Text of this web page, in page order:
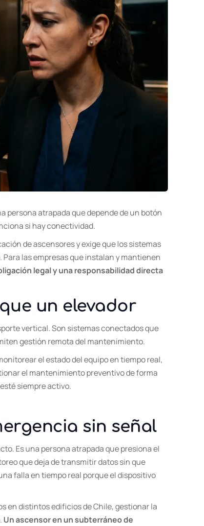
persona atrapada que depende de un botón
si hay conectividad.
de ascensores y exige que los sistemas
las empresas que instalan y mantienen
legal y una responsabilidad directa
un elevador
vertical. Son sistemas conectados que
gestión remota del mantenimiento.
el estado del equipo en tiempo real,
el mantenimiento preventivo de forma
siempre activo.
sin señal
Es una persona atrapada que presiona el
que deja de transmitir datos sin que
falla en tiempo real porque el dispositivo
en distintos edificios de Chile, gestionar la
Un ascensor en un subterráneo de